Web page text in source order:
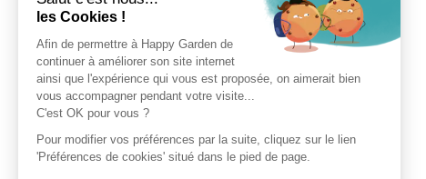
les Cookies !
Afin de permettre à Happy Garden de
continuer à améliorer son site internet
ainsi que l'expérience qui vous est proposée, on aimerait bien
vous accompagner pendant votre visite...
C'est OK pour vous ?
Pour modifier vos préférences par la suite, cliquez sur le lien
'Préférences de cookies' situé dans le pied de page.
Choisir la langue